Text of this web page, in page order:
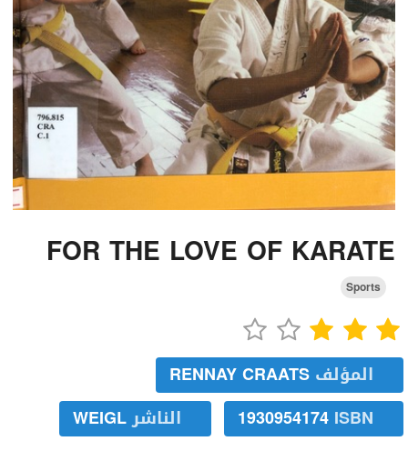
FOR THE LOVE OF KARATE
Sports
المؤلف
ISBN
الناشرWEIGL